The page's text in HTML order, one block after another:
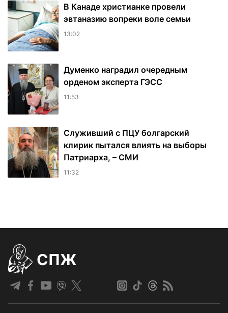
В Канаде христианке провели
эвтаназию вопреки воле семьи
13:02
Думенко наградил очередным
орденом эксперта ГЭСС
11:53
Служивший с ПЦУ болгарский
клирик пытался влиять на выборы
Патриарха, – СМИ
11:32
СПЖ